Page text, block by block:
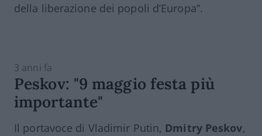
della liberazione dei popoli d’Europa”.
3 anni fa
Peskov: "9 maggio festa più
importante"
Il portavoce di Vladimir Putin, Dmitry Peskov,